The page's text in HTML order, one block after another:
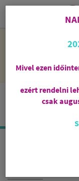
NAPSZARVAS
i
PALO SANTO
Mivel ezen
ezért rendelni
csak